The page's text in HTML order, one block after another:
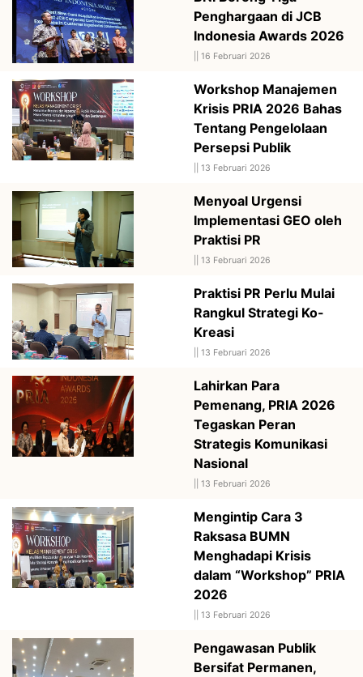
Penghargaan di JCB
Indonesia Awards 2026
16 Februari 2026
Workshop Manajemen
Krisis PRIA 2026 Bahas
Tentang Pengelolaan
Persepsi Publik
13 Februari 2026
Menyoal Urgensi
Implementasi GEO oleh
Praktisi PR
13 Februari 2026
Praktisi PR Perlu Mulai
Rangkul Strategi Ko-
Kreasi
13 Februari 2026
Lahirkan Para
Pemenang, PRIA 2026
Tegaskan Peran
Strategis Komunikasi
Nasional
13 Februari 2026
Mengintip Cara 3
Raksasa BUMN
Menghadapi Krisis
dalam “Workshop” PRIA
2026
13 Februari 2026
Pengawasan Publik
Bersifat Permanen,